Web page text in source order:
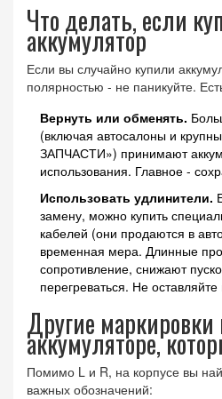
Что делать, если
аккумулятор
Если вы случайно купили
полярностью - не паникуйте.
Вернуть или обменять.
(включая автосалоны и
ЗАПЧАСТИ») принимают
использования. Главное -
Использовать удлинители.
замену, можно купить
кабелей (они продаются в
временная мера. Длинные
сопротивление, снижают
перегреваться. Не
Другие маркировки
аккумуляторе,
Помимо L и R, на корпусе вы
важных обозначений: